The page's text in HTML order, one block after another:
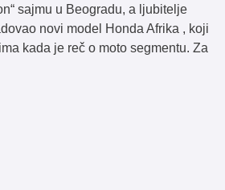
sajmu u Beogradu, a ljubitelje
novi model Honda Afrika , koji
kada je reč o moto segmentu. Za